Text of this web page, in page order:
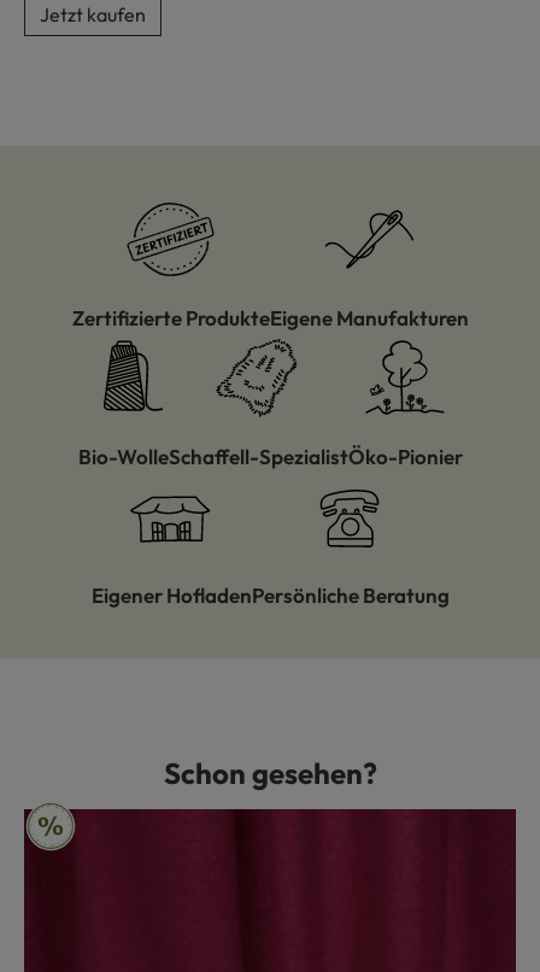
Jetzt kaufen
Zertifizierte ProdukteEigene Manufakturen
Bio-WolleSchaffell-SpezialistÖko-Pionier
Eigener HofladenPersönliche Beratung
Produktgalerie überspringenSchon gesehen?